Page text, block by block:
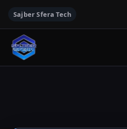
Sajber Sfera Tech